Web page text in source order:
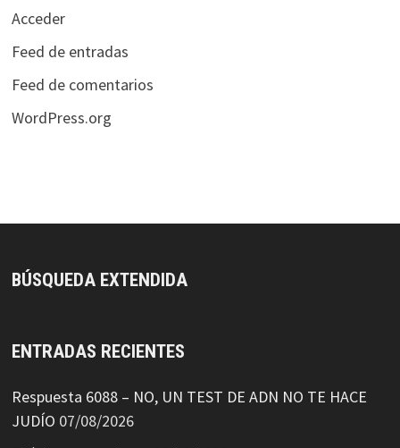
Acceder
Feed de entradas
Feed de comentarios
WordPress.org
BÚSQUEDA EXTENDIDA
ENTRADAS RECIENTES
Respuesta 6088 – NO, UN TEST DE ADN NO TE HACE
JUDÍO 07/08/2026